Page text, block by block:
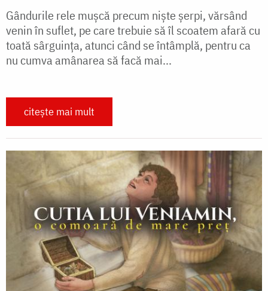
Gândurile rele mușcă precum niște șerpi, vărsând
venin în suflet, pe care trebuie să îl scoatem afară cu
toată sârguința, atunci când se întâmplă, pentru ca
nu cumva amânarea să facă mai...
citește mai mult